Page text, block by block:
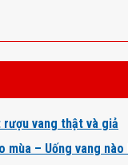
rượu vang thật và giả
mùa – Uống vang